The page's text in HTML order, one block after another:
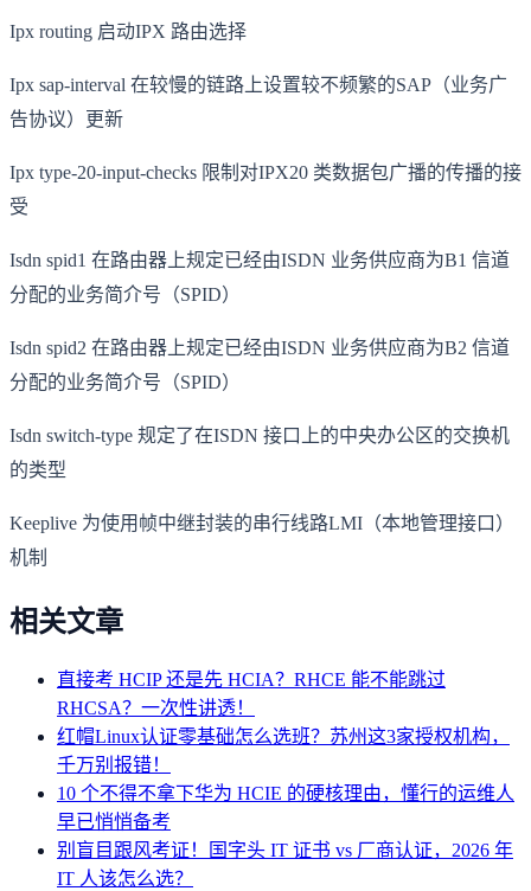
Ipx routing 启动IPX 路由选择
Ipx sap-interval 在较慢的链路上设置较不频繁的SAP（业务广
告协议）更新
Ipx type-20-input-checks 限制对IPX20 类数据包广播的传播的接
受
Isdn spid1 在路由器上规定已经由ISDN 业务供应商为B1 信道
分配的业务简介号（SPID）
Isdn spid2 在路由器上规定已经由ISDN 业务供应商为B2 信道
分配的业务简介号（SPID）
Isdn switch-type 规定了在ISDN 接口上的中央办公区的交换机
的类型
Keeplive 为使用帧中继封装的串行线路LMI（本地管理接口）
机制
相关文章
直接考 HCIP 还是先 HCIA？RHCE 能不能跳过
RHCSA？一次性讲透！
红帽Linux认证零基础怎么选班？苏州这3家授权机构，
千万别报错！
10 个不得不拿下华为 HCIE 的硬核理由，懂行的运维人
早已悄悄备考
别盲目跟风考证！国字头 IT 证书 vs 厂商认证，2026 年
IT 人该怎么选？